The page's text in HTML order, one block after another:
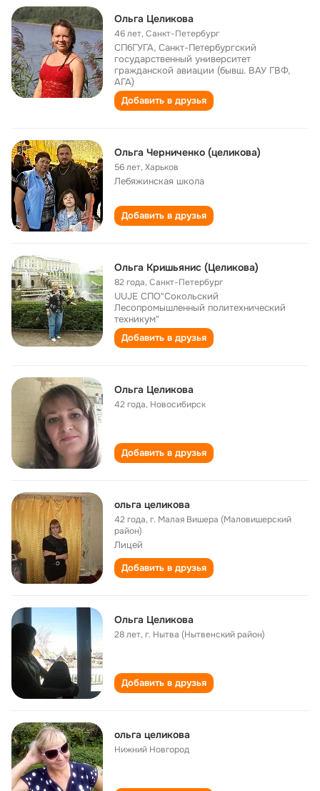
Ольга Целикова
46 лет,Санкт-Петербург
СПбГУГА, Санкт-Петербургский
государственный университет
гражданской авиации (бывш. ВАУ ГВФ,
АГА)
Добавить в друзья
Ольга Черниченко (целикова)
56 лет,Харьков
Лебяжинская школа
Добавить в друзья
Ольга Кришьянис (Целикова)
82 года,Санкт-Петербург
UUJE СПО"Сокольский
Лесопромышленный политехнический
техникум"
Добавить в друзья
Ольга Целикова
42 года, Новосибирск
Добавить в друзья
ольга целикова
42 года,г. Малая Вишера (Маловишерский
район)
Лицей
Добавить в друзья
Ольга Целикова
28 лет,г. Нытва (Нытвенский район)
Добавить в друзья
ольга целикова
Нижний Новгород